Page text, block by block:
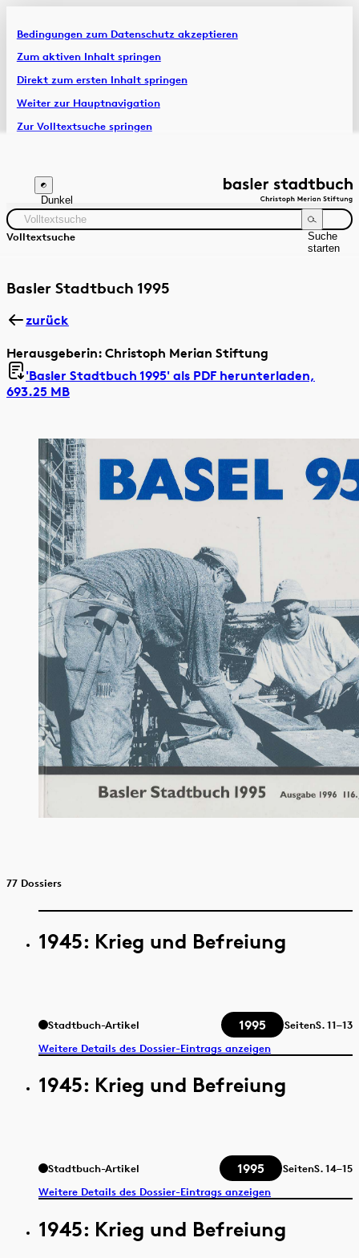
Bedingungen zum Datenschutz akzeptieren
Zum aktiven Inhalt springen
Direkt zum ersten Inhalt springen
Weiter zur Hauptnavigation
Zur Volltextsuche springen
Artikel & Dossiers
Chronik
Dunkel
Volltextsuche
Suche
starten
Zeitraum Autor:in
Basler Stadtbuch 1995
zurück
Herausgeberin: Christoph Merian Stiftung
'Basler Stadtbuch 1995' als PDF herunterladen,
693.25 MB
77 Dossiers
1945: Krieg und Befreiung
Stadtbuch-Artikel 1995 SeitenS.11–13
Weitere Details des Dossier-Eintrags anzeigen
1945: Krieg und Befreiung
Stadtbuch-Artikel 1995 SeitenS.14–15
Weitere Details des Dossier-Eintrags anzeigen
1945: Krieg und Befreiung